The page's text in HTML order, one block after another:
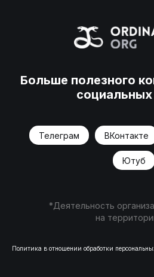
Больше полезного
социальных
Телеграм ВКонтакте
Ютуб
*Деятельность
на
Политика в отношении обработки